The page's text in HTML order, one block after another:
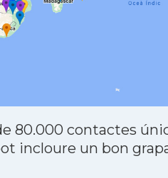
80.000 contactes
incloure un bon